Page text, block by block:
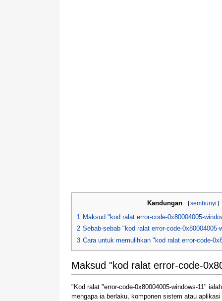
Kandungan [sembunyi ]
1 Maksud "kod ralat error-code-0x80004005-
2 Sebab-sebab "kod ralat error-code-0x80004005-
3 Cara untuk memulihkan "kod ralat error-code-
Maksud "kod ralat error-code-
"Kod ralat "error-code-0x80004005-windows-11"
mengapa ia berlaku, komponen sistem atau